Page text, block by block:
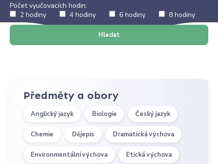
Počet vyučovacích hodin:
2 hodiny
4 hodiny 6 hodiny 8 hodiny
Hledat
Předměty a obory
Anglický jazyk Biologie Český jazyk
Chemie Dějepis Dramatická výchova
Environmentální výchova Etická výchova